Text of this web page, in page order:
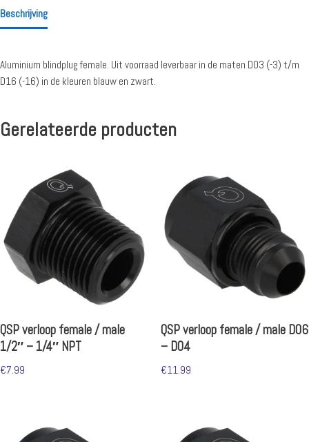
Beschrijving
Aluminium blindplug female. Uit voorraad leverbaar in de maten D03 (-3) t/m
D16 (-16) in de kleuren blauw en zwart.
Gerelateerde producten
QSP verloop female / male
1/2″ – 1/4″ NPT
€7.99
QSP verloop female / male D06
– D04
€11.99